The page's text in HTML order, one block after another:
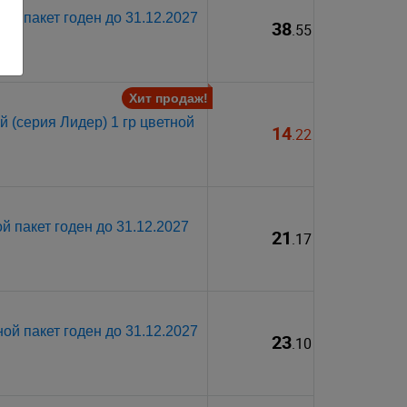
пакет годен до 31.12.2027
38.55
(серия Лидер) 1 гр цветной
Хит продаж!
14.22
пакет годен до 31.12.2027
21.17
пакет годен до 31.12.2027
23.10